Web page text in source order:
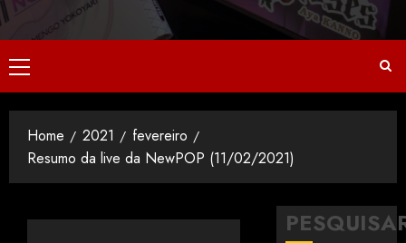
Home 2021
fevereiro
Resumo da live da NewPOP (11/02/2021)